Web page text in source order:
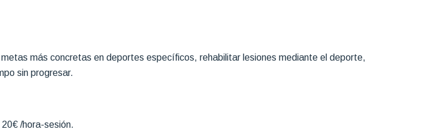
más concretas en deportes específicos, rehabilitar lesiones mediante el deporte,
sin progresar.
/hora-sesión.